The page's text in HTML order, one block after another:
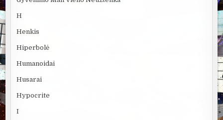
H
Henkis
Hiperbolė
Humanoidai
Husarai
Hypocrite
I